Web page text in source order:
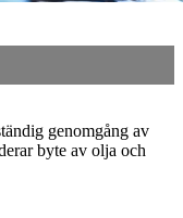
genomgång av
byte av olja och